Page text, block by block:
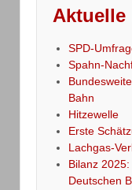
Aktuelle
SPD-
Spahn-
Bahn
Hitzewelle
Erste
Lachgas-
Bilanz
Deutschen